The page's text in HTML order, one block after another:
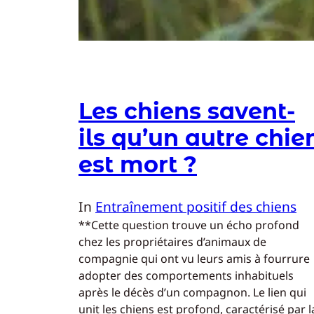
Les chiens savent-
ils qu’un autre
est mort ?
In Entraînement positif des chiens
**Cette question trouve un écho profond
chez les propriétaires d’animaux de
compagnie qui ont vu leurs amis à fourrure
adopter des comportements inhabituels
après le décès d’un compagnon. Le lien qui
unit les chiens est profond, caractérisé par